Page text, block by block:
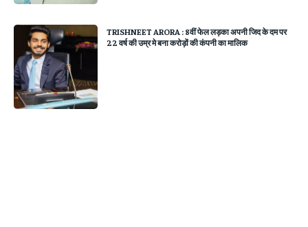
TRISHNEET ARORA : 8वीं फेल लड़का अपनी जिद के दम पर
22 वर्ष की उम्र मे बना करोड़ों की कंपनी का मालिक